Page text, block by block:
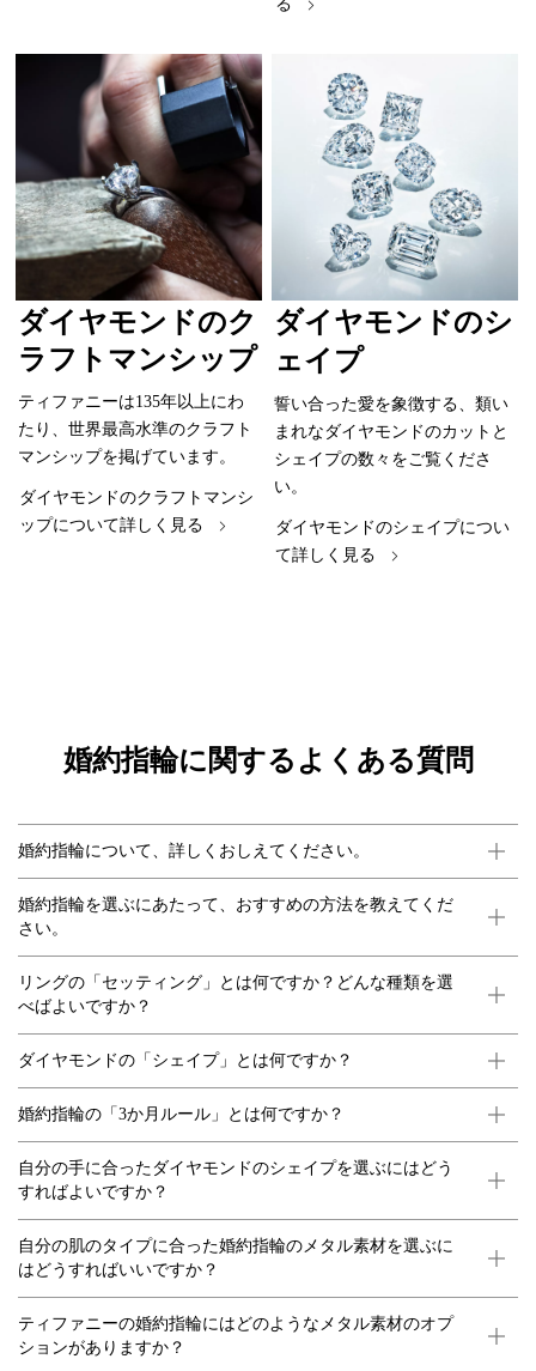
る
ダイヤモンドのク
ラフトマンシップ
ティファニーは135年以上にわ
たり、世界最高水準のクラフト
マンシップを掲げています。
ダイヤモンドのクラフトマンシ
ップについて詳しく見る
ダイヤモンドのシ
ェイプ
誓い合った愛を象徴する、類い
まれなダイヤモンドのカットと
シェイプの数々をご覧くださ
い。
ダイヤモンドのシェイプについ
て詳しく見る
婚約指輪に関するよくある質問
婚約指輪について、詳しくおしえてください。
婚約指輪を選ぶにあたって、おすすめの方法を教えてくだ
さい。
リングの「セッティング」とは何ですか？どんな種類を選
べばよいですか？
ダイヤモンドの「シェイプ」とは何ですか？
婚約指輪の「3か月ルール」とは何ですか？
自分の手に合ったダイヤモンドのシェイプを選ぶにはどう
すればよいですか？
自分の肌のタイプに合った婚約指輪のメタル素材を選ぶに
はどうすればいいですか？
ティファニーの婚約指輪にはどのようなメタル素材のオプ
ションがありますか？